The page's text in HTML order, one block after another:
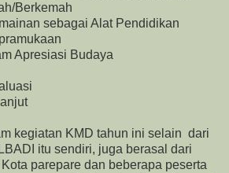
Berkemah
sebagai Alat Pendidikan
Apresiasi Budaya
kegiatan KMD tahun ini selain dari
itu sendiri, juga berasal dari
parepare dan beberapa peserta